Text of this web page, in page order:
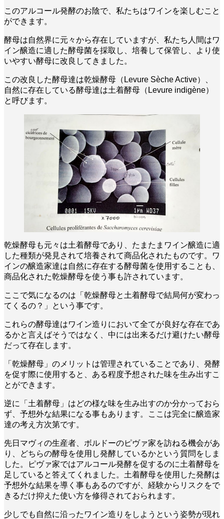
このアルコール発酵のお陰で、私たちはワインを楽しむこと
ができます。
酵母は自然界に元々から存在していますが、私たち人間はワ
イン醸造に適した酵母菌を採取し、培養して保管し、より使
いやすい酵母に改良してきました。
この改良した酵母達は乾燥酵母（Levure Sèche Active）、
自然に存在している酵母達は土着酵母（Levure indigène）
と呼びます。
乾燥酵母も元々は土着酵母であり、たまたまワイン醸造に適
した種類が発見されて培養されて商品化されたものです。ワ
インの醸造家達は自然に存在する酵母菌を使用することも、
商品化された乾燥酵母を使う事も許されています。
ここで気になるのは「乾燥酵母と土着酵母で結局何が変わっ
てくるの？」という事です。
これらの酵母達はワイン造りにおいて全てが良好な存在であ
るかと言えばそうではなく、中には出来るだけ避けたい酵母
だって存在します。
「乾燥酵母」のメリットは管理されていることであり、発酵
を促す際に使用すると、ある程度予想された味を生み出すこ
とができます。
逆に「土着酵母」はどの様な味を生み出すのか分かっておら
ず、予想外な結果になる事もあります。ここは完全に醸造家
達の考え方次第です。
先日マヴィの生産者、ボルドーのピヴァ家を訪ねる機会があ
り、どちらの酵母を使用し発酵しているかという質問をしま
した。ピヴァ家ではアルコール発酵を促するのに土着酵母を
足していると答えてくれました。土着酵母を使用した発酵は
予想外な結果を導く事もあるのですが、経験からリスクをで
きるだけ抑えた使い方を修得されておられます。
少しでも自然に沿ったワイン造りをしようという姿勢が現れ